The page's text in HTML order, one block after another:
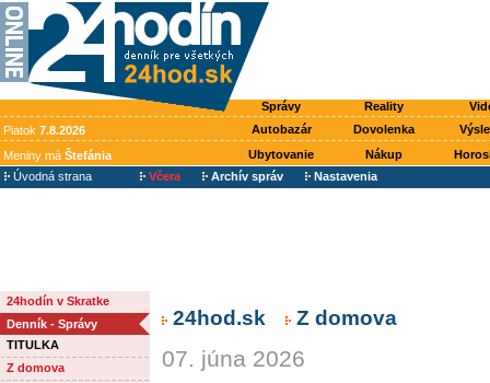
Správy Reality
Piatok 7.8.2026 Autobazár Dovolenka
Meniny má Štefánia Ubytovanie Nákup
Úvodná strana
Včera Archív správ Nastavenia
24hodín v Skratke
Denník - Správy
TITULKA
Z domova
24hod.sk Z domova
07. júna 2026